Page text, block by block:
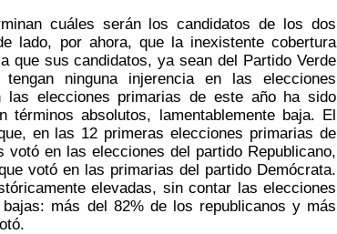
cuáles serán los candidatos de los dos
lado, por ahora, que la inexistente cobertura
que sus candidatos, ya sean del Partido Verde
ninguna injerencia en las elecciones
las elecciones primarias de este año ha sido
términos absolutos, lamentablemente baja. El
en las 12 primeras elecciones primarias de
votó en las elecciones del partido Republicano,
votó en las primarias del partido Demócrata.
elevadas, sin contar las elecciones
más del 82% de los republicanos y más